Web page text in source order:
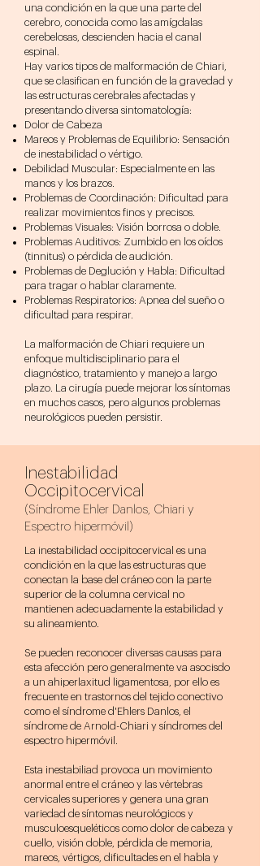
una condición en la que una parte del
cerebro, conocida como las amígdalas
cerebelosas, descienden hacia el canal
espinal.
Hay varios tipos de malformación de Chiari,
que se clasifican en función de la gravedad y
las estructuras cerebrales afectadas y
presentando diversa sintomatología:
Dolor de Cabeza
Mareos y Problemas de Equilibrio: Sensación
de inestabilidad o vértigo.
Debilidad Muscular: Especialmente en las
manos y los brazos.
Problemas de Coordinación: Dificultad para
realizar movimientos finos y precisos.
Problemas Visuales: Visión borrosa o doble.
Problemas Auditivos: Zumbido en los oídos
(tinnitus) o pérdida de audición.
Problemas de Deglución y Habla: Dificultad
para tragar o hablar claramente.
Problemas Respiratorios: Apnea del sueño o
dificultad para respirar.
La malformación de Chiari requiere un
enfoque multidisciplinario para el
diagnóstico, tratamiento y manejo a largo
plazo. La cirugía puede mejorar los síntomas
en muchos casos, pero algunos problemas
neurológicos pueden persistir.
Inestabilidad
Occipitocervical
(Síndrome Ehler Danlos, Chiari y
Espectro hipermóvil)
La inestabilidad occipitocervical es una
condición en la que las estructuras que
conectan la base del cráneo con la parte
superior de la columna cervical no
mantienen adecuadamente la estabilidad y
su alineamiento.
Se pueden reconocer diversas causas para
esta afección pero generalmente va asocisdo
a un ahiperlaxitud ligamentosa, por ello es
frecuente en trastornos del tejido conectivo
como el síndrome d'Ehlers Danlos, el
síndrome de Arnold-Chiari y síndromes del
espectro hipermóvil.
Esta inestabiliad provoca un movimiento
anormal entre el cráneo y las vértebras
cervicales superiores y genera una gran
variedad de síntomas neurológicos y
musculoesqueléticos como dolor de cabeza y
cuello, visión doble, pérdida de memoria,
mareos, vértigos, dificultades en el habla y